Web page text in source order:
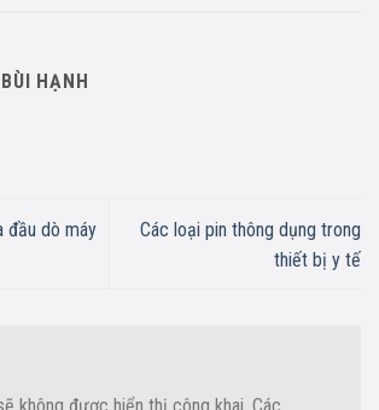
BÙI HẠNH
đầu dò máy
Các loại pin thông dụng trong
thiết bị y tế